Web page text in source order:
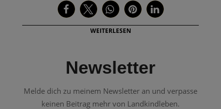
WEITERLESEN
Newsletter
Melde dich zu meinem Newsletter an und verpasse
keinen Beitrag mehr von Landkindleben.